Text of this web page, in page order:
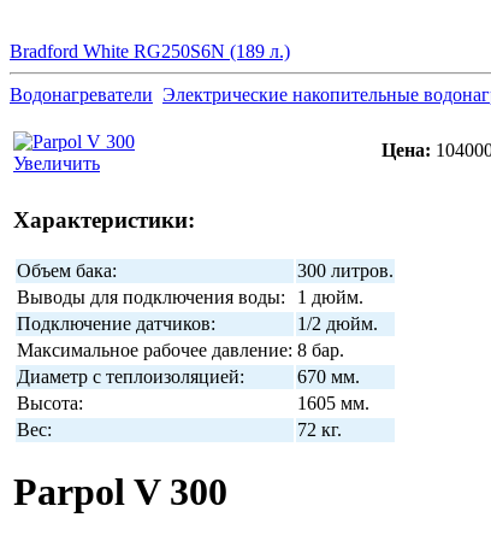
Bradford White RG250S6N (189 л.)
Водонагреватели Электрические накопительные
Увеличить
Цена:
Характеристики:
Объем бака:
300 литров.
Выводы для подключения воды:
1 дюйм.
Подключение датчиков:
1/2 дюйм.
Максимальное рабочее давление: 8 бар.
Диаметр с теплоизоляцией:
670 мм.
Высота:
1605 мм.
Вес:
72 кг.
Parpol V 300